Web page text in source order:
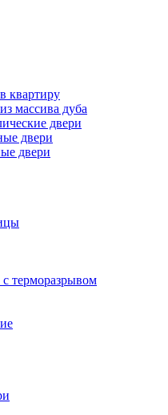
квартиру
массива дуба
двери
двери
двери
терморазрывом